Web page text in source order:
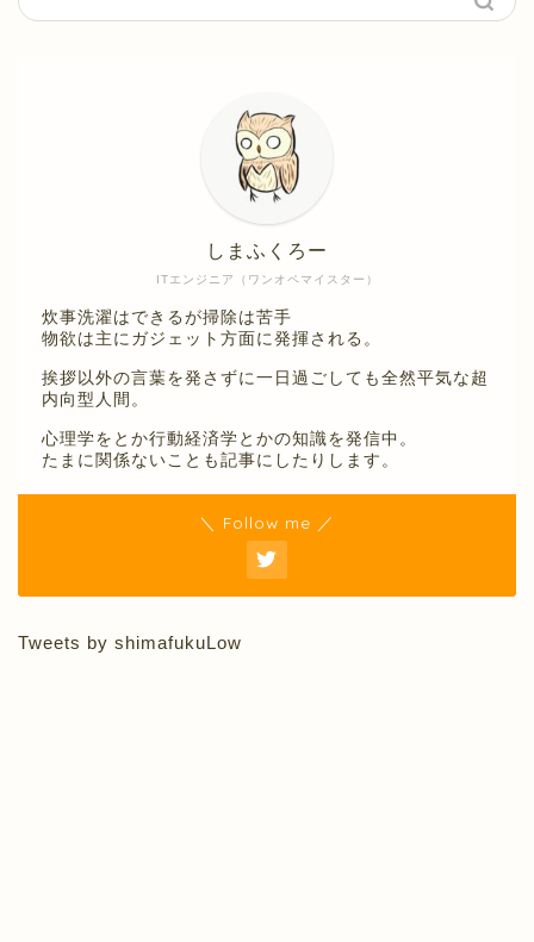
ITエンジニア（ワンオペマイスター）
しまふくろー
炊事洗濯はできるが掃除は苦手
物欲は主にガジェット方面に発揮される。
挨拶以外の言葉を発さずに一日過ごしても全然平気な超
内向型人間。
心理学をとか行動経済学とかの知識を発信中。
たまに関係ないことも記事にしたりします。
＼ Follow me ／
Tweets by shimafukuLow